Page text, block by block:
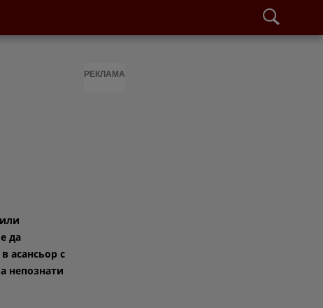
да
асансьор с
непознати
РЕКЛАМА